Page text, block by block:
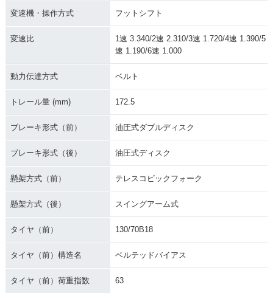
変速機・操作方式 フットシフト
変速比
1速 3.340/2速 2.310/3速 1.720/4速 1.390/5
速 1.190/6速 1.000
動力伝達方式 ベルト
トレール量 (mm) 172.5
ブレーキ形式（前） 油圧式ダブルディスク
ブレーキ形式（後） 油圧式ディスク
懸架方式（前） テレスコピックフォーク
懸架方式（後） スイングアーム式
タイヤ（前） 130/70B18
タイヤ（前）構造名 ベルテッドバイアス
タイヤ（前）荷重指数 63